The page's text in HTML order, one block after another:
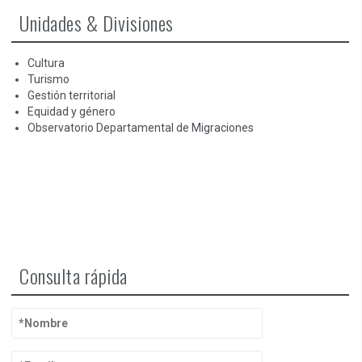
Unidades & Divisiones
Cultura
Turismo
Gestión territorial
Equidad y género
Observatorio Departamental de Migraciones
Consulta rápida